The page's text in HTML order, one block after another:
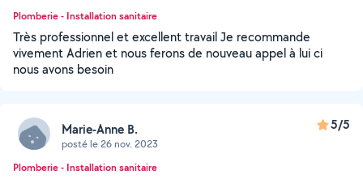
Plomberie - Installation sanitaire
Très professionnel et excellent travail Je recommande
vivement Adrien et nous ferons de nouveau appel à lui ci
nous avons besoin
Marie-Anne B.
posté le 26 nov. 2023
5/5
Plomberie - Installation sanitaire